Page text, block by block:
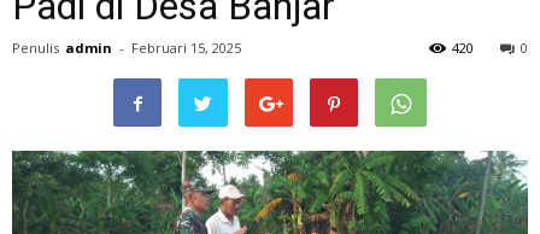
Penulis admin - Februari 15, 2025 0
420